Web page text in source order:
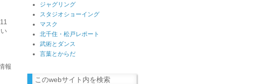
報
ジャグリング
スタジオショーイング
マスク
北千住・松戸レポート
武術とダンス
言葉とからだ
このwebサイト内を検索